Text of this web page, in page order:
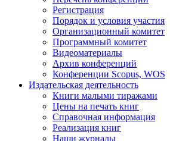
Регистрация
Порядок и условия участия
Организационный комитет
Программный комитет
Видеоматериалы
Архив конференций
Конференции Scopus, WOS
Издательская деятельность
Книги малыми тиражами
Цены на печать книг
Справочная информация
Реализация книг
Наши журналы